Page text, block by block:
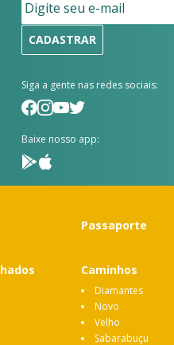
CADASTRAR
Siga a gente nas redes sociais:
Baixe nosso app:
Passaporte
Caminhos
Diamantes
Novo
Velho
Sabarabuçu